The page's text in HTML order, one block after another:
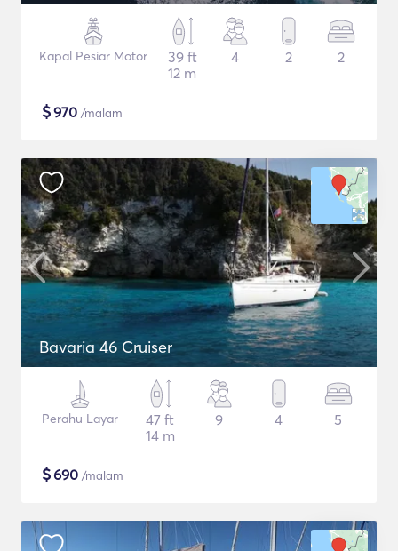
Kapal Pesiar Motor
39 ft
12 m
4 2 2
$970 /malam
Bavaria 46 Cruiser
Perahu Layar
47 ft
14 m
9 4 5
$690 /malam